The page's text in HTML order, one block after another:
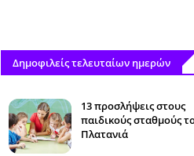
Δημοφιλείς τελευταίων ημερών
13 προσλήψεις στους
παιδικούς σταθμούς
Πλατανιά